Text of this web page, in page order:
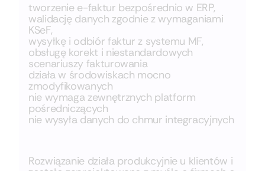
tworzenie e-faktur bezpośrednio w ERP,
walidację danych zgodnie z wymaganiami
KSeF,
wysyłkę i odbiór faktur z systemu MF,
obsługę korekt i niestandardowych
scenariuszy fakturowania
działa w środowiskach mocno
zmodyfikowanych
nie wymaga zewnętrznych platform
pośredniczących
nie wysyła danych do chmur integracyjnych
Rozwiązanie działa produkcyjnie u klientów i